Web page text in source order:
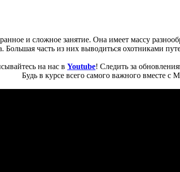
и сложное занятие. Она имеет массу
Большая часть из них выводиться охотниками
на нас в Youtube! Следить за
Будь в курсе всего самого важного вместе с